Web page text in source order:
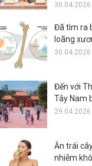
30.04.2026
Đã tìm ra
loãng
30.04.2026
Đến với
Tây Nam
29.04.2026
Ăn trái
nhiễm